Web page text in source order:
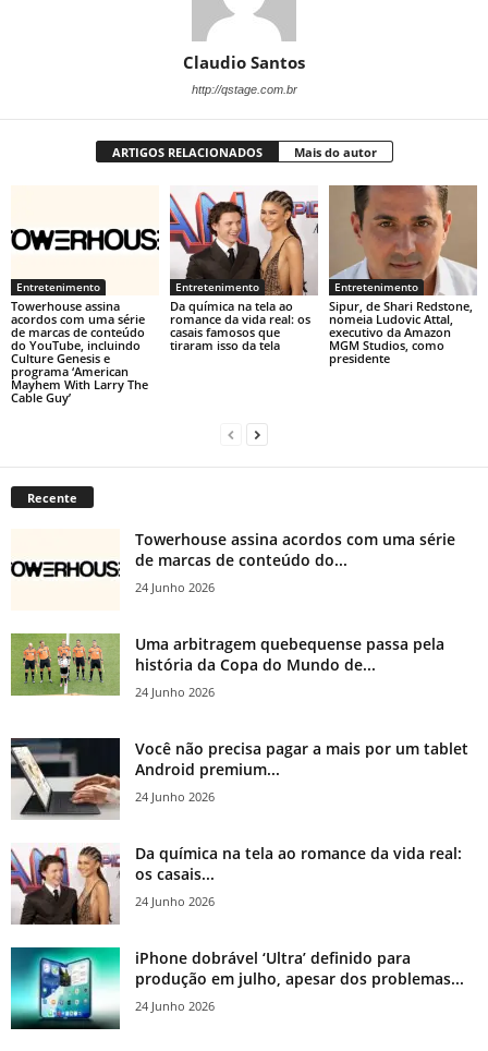
Claudio Santos
http://qstage.com.br
ARTIGOS RELACIONADOS Mais do autor
Entretenimento
Towerhouse assina
acordos com uma série
de marcas de conteúdo
do YouTube, incluindo
Culture Genesis e
programa ‘American
Mayhem With Larry The
Cable Guy’
Entretenimento
Da química na tela ao
romance da vida real: os
casais famosos que
tiraram isso da tela
Entretenimento
Sipur, de Shari Redstone,
nomeia Ludovic Attal,
executivo da Amazon
MGM Studios, como
presidente
Recente
Towerhouse assina acordos com uma série
de marcas de conteúdo do...
24 Junho 2026
Uma arbitragem quebequense passa pela
história da Copa do Mundo de...
24 Junho 2026
Você não precisa pagar a mais por um tablet
Android premium...
24 Junho 2026
Da química na tela ao romance da vida real:
os casais...
24 Junho 2026
iPhone dobrável ‘Ultra’ definido para
produção em julho, apesar dos problemas...
24 Junho 2026